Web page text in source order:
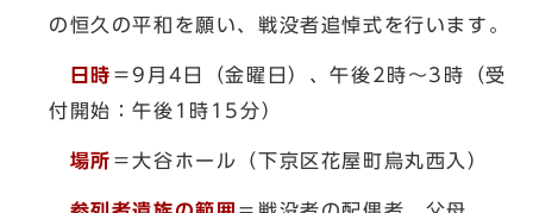
の恒久の平和を願い、戦没者追悼式を行います。
日時 ＝9月4日（金曜日）、午後2時～3時（受
付開始：午後1時15分）
場所 ＝大谷ホール（下京区花屋町烏丸西入）